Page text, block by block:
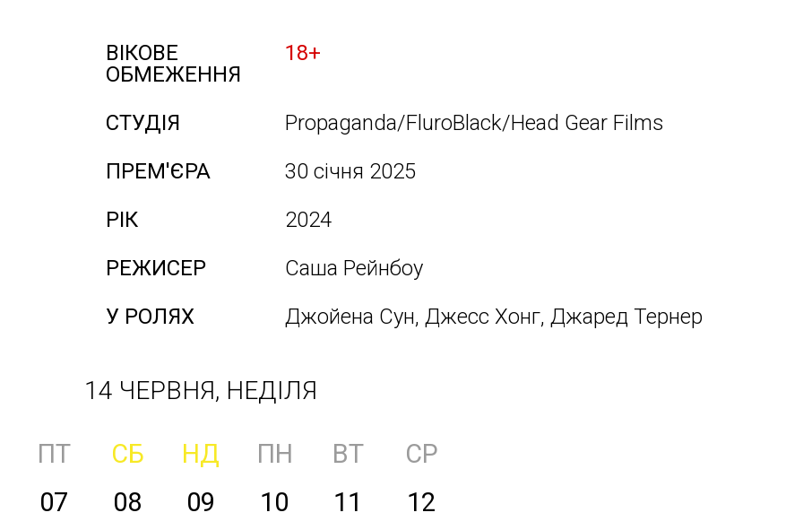
ВІКОВЕ
ОБМЕЖЕННЯ
18+
СТУДІЯ
Propaganda/FluroBlack/Head Gear Films
ПРЕМ'ЄРА
30 січня 2025
РІК
2024
РЕЖИСЕР
Саша Рейнбоу
У РОЛЯХ
Джойена Сун, Джесс Хонг, Джаред Тернер
14 ЧЕРВНЯ, НЕДІЛЯ
ПТ СБ НД ПН ВТ
СР
07 08 09 10 11 12